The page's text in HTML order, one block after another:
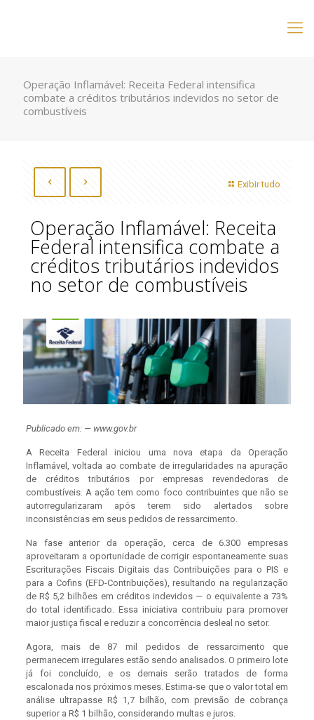
Operação Inflamável: Receita Federal intensifica
combate a créditos tributários indevidos no setor de
combustíveis
Exibir tudo
Operação Inflamável: Receita
Federal intensifica combate a
créditos tributários indevidos
no setor de combustíveis
Publicado em: — www.gov.br
A Receita Federal iniciou uma nova etapa da Operação
Inflamável, voltada ao combate de irregularidades na apuração
de créditos tributários por empresas revendedoras de
combustíveis. A ação tem como foco contribuintes que não se
autorregularizaram após terem sido alertados sobre
inconsistências em seus pedidos de ressarcimento.
Na fase anterior da operação, cerca de 6.300 empresas
aproveitaram a oportunidade de corrigir espontaneamente suas
Escriturações Fiscais Digitais das Contribuições para o PIS e
para a Cofins (EFD-Contribuições), resultando na regularização
de R$ 5,2 bilhões em créditos indevidos — o equivalente a 73%
do total identificado. Essa iniciativa contribuiu para promover
maior justiça fiscal e reduzir a concorrência desleal no setor.
Agora, mais de 87 mil pedidos de ressarcimento que
permanecem irregulares estão sendo analisados. O primeiro lote
já foi concluído, e os demais serão tratados de forma
escalonada nos próximos meses. Estima-se que o valor total em
análise ultrapasse R$ 1,7 bilhão, com previsão de cobrança
superior a R$ 1 bilhão, considerando multas e juros.